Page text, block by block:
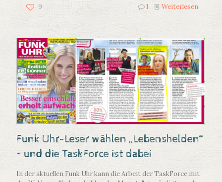
9 1 Weiterlesen
Funk Uhr-Leser wählen „Lebenshelden“
– und die TaskForce ist dabei
In der aktuellen Funk Uhr kann die Arbeit der TaskForce mit